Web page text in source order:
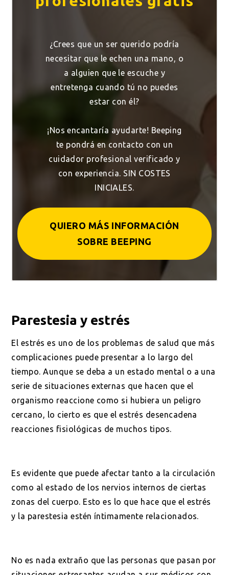
¿Crees que un ser querido podría
necesitar que le echen una mano, o
a alguien que le escuche y
entretenga cuando tú no puedes
estar con él?
¡Nos encantaría ayudarte! Beeping
te pondrá en contacto con un
cuidador profesional verificado y
con experiencia. SIN COSTES
INICIALES.
QUIERO MÁS INFORMACIÓN
SOBRE BEEPING
Parestesia y estrés
El estrés es uno de los problemas de salud que más
complicaciones puede presentar a lo largo del
tiempo. Aunque se deba a un estado mental o a una
serie de situaciones externas que hacen que el
organismo reaccione como si hubiera un peligro
cercano, lo cierto es que el estrés desencadena
reacciones fisiológicas de muchos tipos.
Es evidente que puede afectar tanto a la circulación
como al estado de los nervios internos de ciertas
zonas del cuerpo. Esto es lo que hace que el estrés
y la parestesia estén íntimamente relacionados.
No es nada extraño que las personas que pasan por